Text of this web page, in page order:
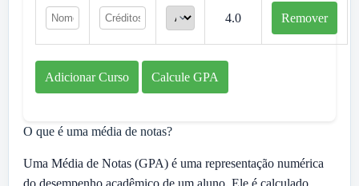
4.0 Remover
Adicionar Curso Calcule GPA
O que é uma média de notas?
Uma Média de Notas (GPA) é uma representação numérica
do desempenho acadêmico de um aluno. Ele é calculado